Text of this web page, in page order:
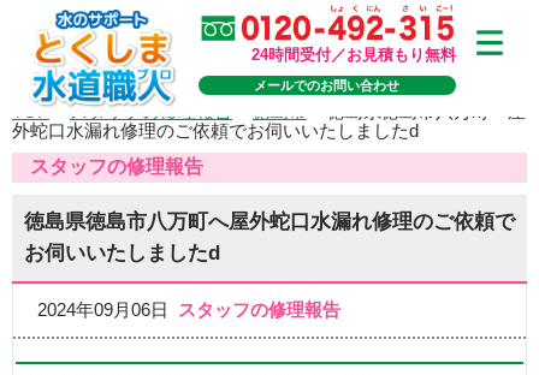
24時間受付／お見積もり無料
メールでのお問い合わせ
TOP>スタッフの修理報告
外蛇口水漏れ修理のご依頼でお伺いいたしましたd
スタッフの修理報告
徳島県徳島市八万町へ屋外蛇口水漏れ修理のご依頼で
お伺いいたしましたd
2024年09月06日 スタッフの修理報告